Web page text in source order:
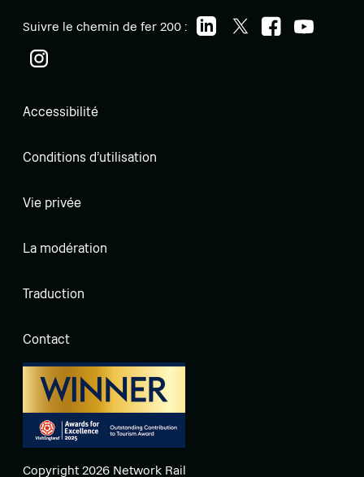
Suivre le chemin de fer 200 :
Accessibilité
Conditions d'utilisation
Vie privée
La modération
Traduction
Contact
Copyright 2026 Network Rail